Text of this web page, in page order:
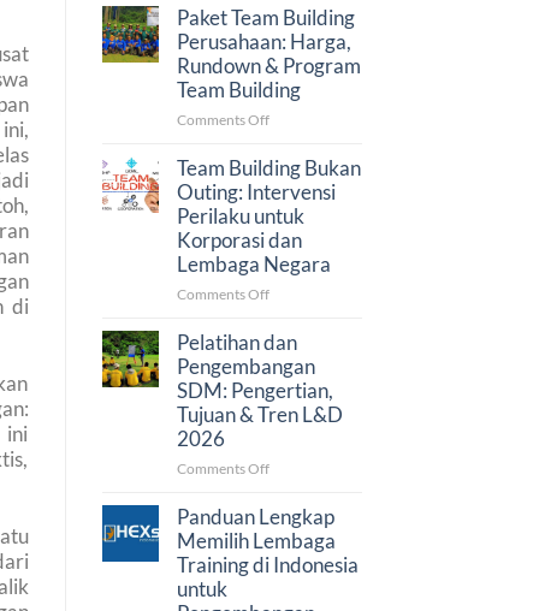
di
ini
Panduan
untuk
HRD
dan
Procurement
Outbound
Training
Perusahaan
2026:
Faktor
Penentu
Simulasi
Anggaran
Paket Team Building
Perusahaan: Harga,
Rundown & Program
Team Building
Comments Offon
Team
Building
Perusahaan:
Harga,
Rundown
&
Program
Building
Team Building Bukan
Outing: Intervensi
Perilaku untuk
Korporasi dan
Lembaga Negara
Comments Offon
Building
Outing:
Intervensi
Perilaku
Korporasi
Lembaga
Negara
Pelatihan dan
Pengembangan
SDM: Pengertian,
Tujuan & Tren L&D
2026
Comments Offon
dan
Pengembangan
SDM:
Pengertian,
Panduan Lengkap
Memilih Lembaga
Training di Indonesia
untuk